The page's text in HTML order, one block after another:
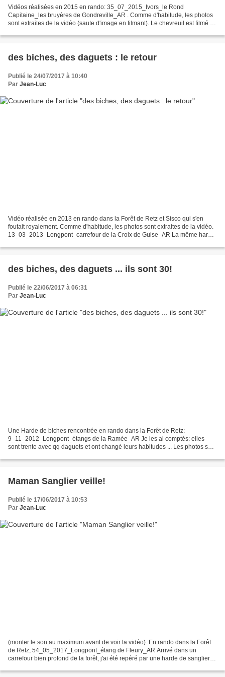
Vidéos réalisées en 2015 en rando: 35_07_2015_Ivors_le Rond
Capitaine_les bruyères de Gondreville_AR . Comme d'habitude, les photos
sont extraites de la vidéo (saute d'image en filmant). Le chevreuil est filmé à
des biches, des daguets : le retour
Publié le 24/07/2017 à 10:40
Par Jean-Luc
Vidéo réalisée en 2013 en rando dans la Forêt de Retz et Sisco qui s'en
foutait royalement. Comme d'habitude, les photos sont extraites de la vidéo.
13_03_2013_Longpont_carrefour de la Croix de Guise_AR La même harde
des biches, des daguets ... ils sont 30!
Publié le 22/06/2017 à 06:31
Par Jean-Luc
Une Harde de biches rencontrée en rando dans la Forêt de Retz:
9_11_2012_Longpont_étangs de la Ramée_AR Je les ai comptés: elles
sont trente avec qq daguets et ont changé leurs habitudes ... Les photos sont
Maman Sanglier veille!
Publié le 17/06/2017 à 10:53
Par Jean-Luc
(monter le son au maximum avant de voir la vidéo). En rando dans la Forêt
de Retz, 54_05_2017_Longpont_étang de Fleury_AR Arrivé dans un
carrefour bien profond de la forêt, j'ai été repéré par une harde de sangliers.